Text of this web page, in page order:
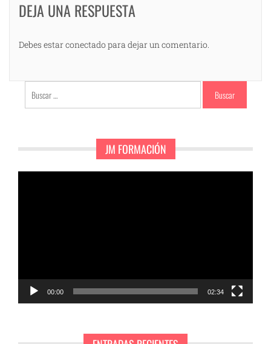
DEJA UNA RESPUESTA
Debes estar conectado para dejar un comentario.
Buscar:
JM FORMACIÓN
00:00 02:34